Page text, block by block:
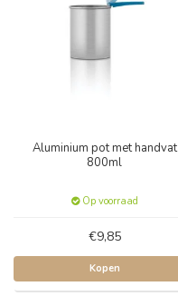
Aluminium pot met handvat
800ml
Op voorraad
€9,85
Kopen